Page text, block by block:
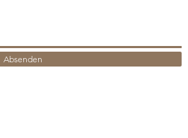
Absenden